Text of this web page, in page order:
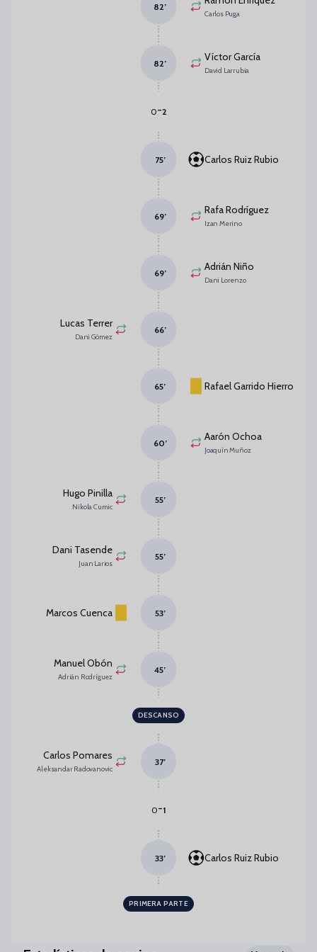
Carlos Puga
82’
Víctor García
David Larrubia
82’
0-2
Carlos Ruiz Rubio
75’
Rafa Rodríguez
Izan Merino
69’
Adrián Niño
Dani Lorenzo
69’
Lucas Terrer
Dani Gómez
66’
Rafael Garrido Hierro
65’
Aarón Ochoa
Joaquín Muñoz
60’
Hugo Pinilla
Nikola Cumic
55’
Dani Tasende
Juan Larios
55’
Marcos Cuenca 53’
Manuel Obón
Adrián Rodríguez
45’
DESCANSO
Carlos Pomares
Aleksandar Radovanovic
37’
0-1
Carlos Ruiz Rubio
33’
PRIMERA PARTE